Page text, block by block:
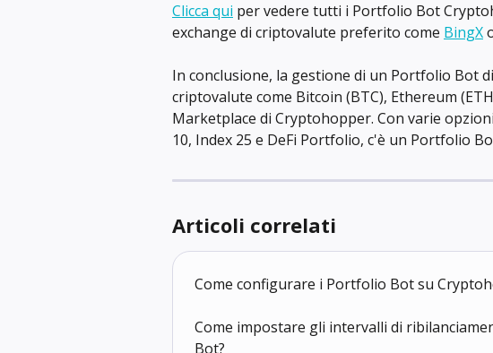
Clicca qui per vedere tutti i Portfolio Bot
exchange di criptovalute preferito come BingX
In conclusione, la gestione di un Portfolio Bot
criptovalute come Bitcoin (BTC), Ethereum
Marketplace di Cryptohopper. Con varie
10, Index 25 e DeFi Portfolio, c'è un Portfolio
Articoli correlati
Come configurare i Portfolio Bot su
Come impostare gli intervalli di
Bot?